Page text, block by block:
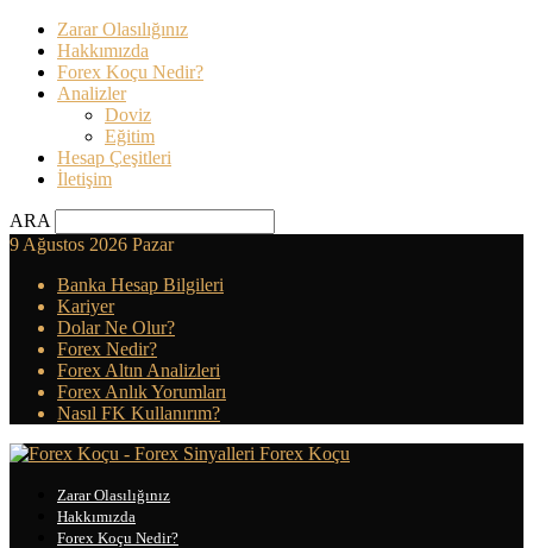
Zarar Olasılığınız
Hakkımızda
Forex Koçu Nedir?
Analizler
Doviz
Eğitim
Hesap Çeşitleri
İletişim
ARA
9 Ağustos 2026 Pazar
Banka Hesap Bilgileri
Kariyer
Dolar Ne Olur?
Forex Nedir?
Forex Altın Analizleri
Forex Anlık Yorumları
Nasıl FK Kullanırım?
Forex Koçu
Zarar Olasılığınız
Hakkımızda
Forex Koçu Nedir?